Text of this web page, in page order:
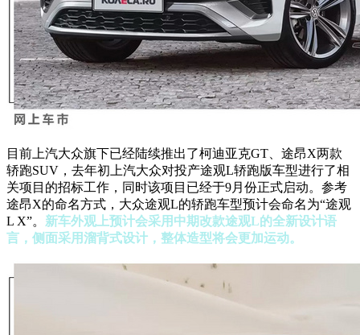
目前上汽大众旗下已经陆续推出了柯迪亚克GT、途昂X两款
轿跑SUV，去年初上汽大众对投产途观L轿跑版车型进行了相
关项目的招标工作，同时该项目已经于9月份正式启动。参考
途昂X的命名方式，大众途观L的轿跑车型预计会命名为“途观
L X”。 新车外观上预计会采用中期改款途观L的全新设计语
言，侧面采用溜背式设计，整体造型将会更加运动。